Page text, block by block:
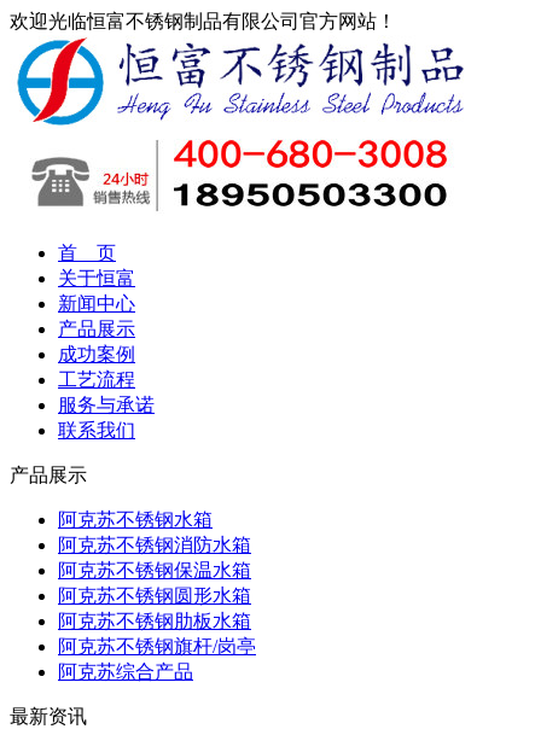
欢迎光临恒富不锈钢制品有限公司官方网站！
首 页
关于恒富
新闻中心
产品展示
成功案例
工艺流程
服务与承诺
联系我们
产品展示
阿克苏不锈钢水箱
阿克苏不锈钢消防水箱
阿克苏不锈钢保温水箱
阿克苏不锈钢圆形水箱
阿克苏不锈钢肋板水箱
阿克苏不锈钢旗杆/岗亭
阿克苏综合产品
最新资讯